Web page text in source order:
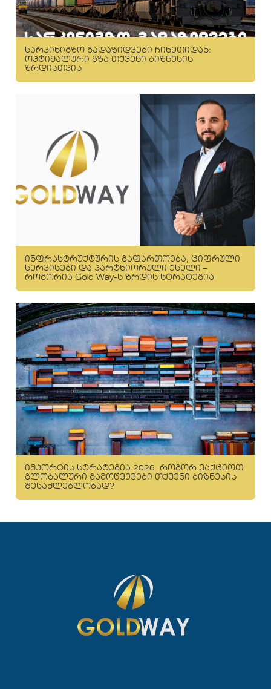
სარკინიგზო გადაზიდვები ჩინეთიდან:
ოპტიმალური გზა თქვენი ბიზნესის
ზრდისთვის
ინფრასტრუქტურის გაფართოება, ციფრული
სერვისები და პარტნიორული ქსელი –
როგორია Gold Way-ს ზრდის სტრატეგია
იმპორტის სტრატეგია 2026: როგორ ვაქციოთ
გლობალური გამოწვევები თქვენი ბიზნესის
შესაძლებლობად?